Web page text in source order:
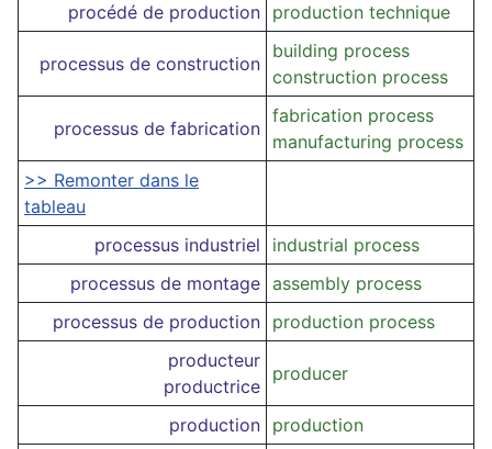
procédé de production production technique
processus de construction
building process
construction process
processus de fabrication
fabrication process
manufacturing process
>> Remonter dans le
tableau
processus industriel
industrial process
processus de montage assembly process
processus de production production process
producteur
productrice
producer
production production